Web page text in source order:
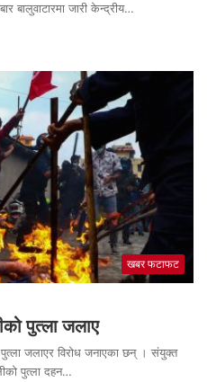
बालुवाटारमा जारी केन्द्रीय…
खबर फटाफट
पुत्ला जलाए
पुत्ला जलाएर विरोध जनाएका छन् । संयुक्त
पुत्ला दहन…